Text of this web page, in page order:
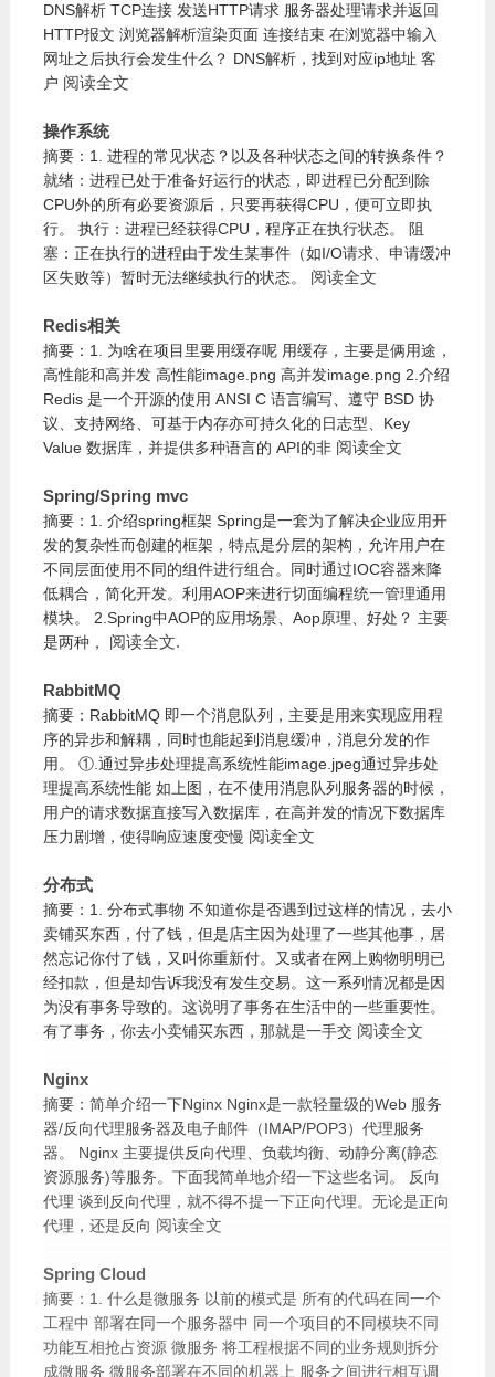
DNS解析 TCP连接 发送HTTP请求 服务器处理请求并返回
HTTP报文 浏览器解析渲染页面 连接结束 在浏览器中输入
网址之后执行会发生什么？ DNS解析，找到对应ip地址 客
户 阅读全文
操作系统
摘要：1. 进程的常见状态？以及各种状态之间的转换条件？
就绪：进程已处于准备好运行的状态，即进程已分配到除
CPU外的所有必要资源后，只要再获得CPU，便可立即执
行。 执行：进程已经获得CPU，程序正在执行状态。 阻
塞：正在执行的进程由于发生某事件（如I/O请求、申请缓冲
区失败等）暂时无法继续执行的状态。
阅读全文
Redis相关
摘要：1. 为啥在项目里要用缓存呢 用缓存，主要是俩用途，
高性能和高并发 高性能image.png 高并发image.png 2.介绍
Redis 是一个开源的使用 ANSI C 语言编写、遵守 BSD 协
议、支持网络、可基于内存亦可持久化的日志型、Key
Value 数据库，并提供多种语言的 API的非 阅读全文
Spring/Spring mvc
摘要：1. 介绍spring框架 Spring是一套为了解决企业应用开
发的复杂性而创建的框架，特点是分层的架构，允许用户在
不同层面使用不同的组件进行组合。同时通过IOC容器来降
低耦合，简化开发。利用AOP来进行切面编程统一管理通用
模块。 2.Spring中AOP的应用场景、Aop原理、好处？ 主要
是两种，
阅读全文.
RabbitMQ
摘要：RabbitMQ 即一个消息队列，主要是用来实现应用程
序的异步和解耦，同时也能起到消息缓冲，消息分发的作
用。 ①.通过异步处理提高系统性能image.jpeg通过异步处
理提高系统性能 如上图，在不使用消息队列服务器的时候，
用户的请求数据直接写入数据库，在高并发的情况下数据库
压力剧增，使得响应速度变慢 阅读全文
分布式
摘要：1. 分布式事物 不知道你是否遇到过这样的情况，去小
卖铺买东西，付了钱，但是店主因为处理了一些其他事，居
然忘记你付了钱，又叫你重新付。又或者在网上购物明明已
经扣款，但是却告诉我没有发生交易。这一系列情况都是因
为没有事务导致的。这说明了事务在生活中的一些重要性。
有了事务，你去小卖铺买东西，那就是一手交 阅读全文
Nginx
摘要：简单介绍一下Nginx Nginx是一款轻量级的Web 服务
器/反向代理服务器及电子邮件（IMAP/POP3）代理服务
器。 Nginx 主要提供反向代理、负载均衡、动静分离(静态
资源服务)等服务。下面我简单地介绍一下这些名词。 反向
代理 谈到反向代理，就不得不提一下正向代理。无论是正向
代理，还是反向 阅读全文
Spring Cloud
摘要：1. 什么是微服务 以前的模式是 所有的代码在同一个
工程中 部署在同一个服务器中 同一个项目的不同模块不同
功能互相抢占资源 微服务 将工程根据不同的业务规则拆分
成微服务 微服务部署在不同的机器上 服务之间进行相互调